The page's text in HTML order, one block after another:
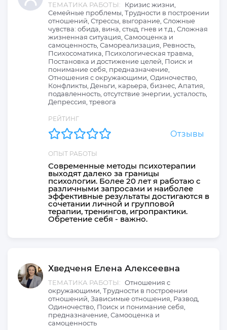
ТЕМАТИКА РАБОТЫ:
Кризис жизни,
Семейные проблемы, Трудности в построении
отношений, Стрессы, выгорание, Сложные
чувства: обида, вина, стыд, гнев и т.д., Сложная
жизненная ситуация, Самооценка и
самоценность, Самореализация, Ревность,
Психосоматика, Психологическая травма,
Постановка и достижение целей, Поиск и
понимание себя, предназначение,
Отношения с окружающими, Одиночество,
Конфликты, Деньги, карьера, бизнес, Апатия,
подавленность, отсутствие энергии, усталость,
Депрессия, тревога
РЕЙТИНГ
Отзывы
ОПЫТ РАБОТЫ
Современные методы психотерапии
выходят далеко за границы
психологии. Более 20 лет я работаю с
различными запросами и наиболее
эффективные результаты достигаются в
сочетании личной и групповой
терапии, тренингов, игропрактики.
Обретение себя - важно.
Хведченя Елена Алексеевна
ТЕМАТИКА РАБОТЫ: Отношения с
окружающими, Трудности в построении
отношений, Зависимые отношения, Развод,
Одиночество, Поиск и понимание себя,
предназначение, Самооценка и
самоценность